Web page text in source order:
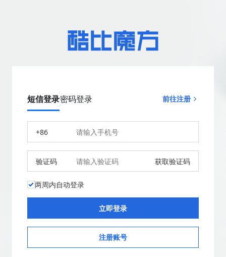
短信登录密码登录 前往注册
+86
验证码 获取验证码
两周内自动登录
注册账号